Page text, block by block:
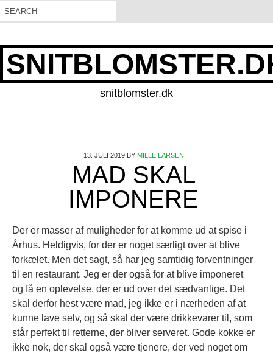
snitblomster.dk
13. JULI 2019BY MILLE LARSEN
MAD SKAL
IMPONERE
Der er masser af muligheder for at komme ud at spise i
Århus. Heldigvis, for der er noget særligt over at blive
forkælet. Men det sagt, så har jeg samtidig forventninger
til en restaurant. Jeg er der også for at blive imponeret
og få en oplevelse, der er ud over det sædvanlige. Det
skal derfor hest være mad, jeg ikke er i nærheden af at
kunne lave selv, og så skal der være drikkevarer til, som
står perfekt til retterne, der bliver serveret. Gode kokke er
ikke nok, der skal også være tjenere, der ved noget om